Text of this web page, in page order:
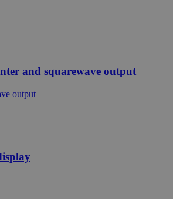
and squarewave output